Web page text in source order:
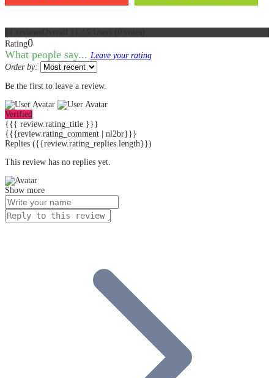
Rating0
What people say... Leave your rating
Order by:
Be the first to leave a review.
Verified
{{{ review.rating_title }}}
{{{review.rating_comment | nl2br}}}
Replies ({{review.rating_replies.length}})
This review has no replies yet.
Show more